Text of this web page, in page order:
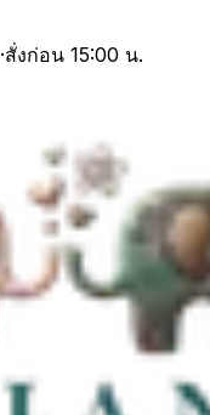
·สั่งก่อน 15:00 น.